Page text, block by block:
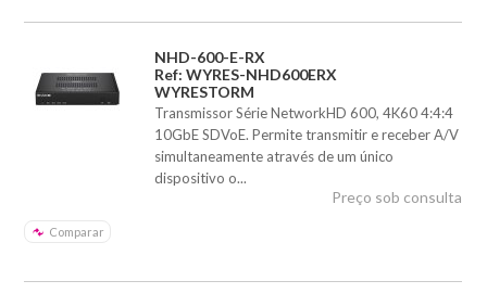
NHD-600-E-RX
Ref: WYRES-NHD600ERX
WYRESTORM
Transmissor Série NetworkHD 600, 4K60 4:4:4
10GbE SDVoE. Permite transmitir e receber A/V
simultaneamente através de um único
dispositivo o...
Comparar
Preço sob consulta